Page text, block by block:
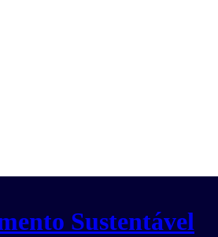
Sustentável